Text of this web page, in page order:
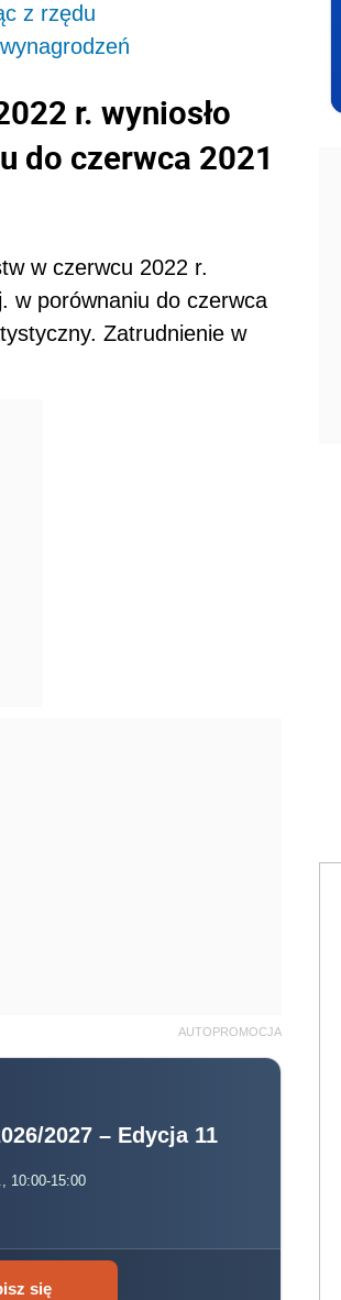
z rzędu
r. wyniosło
do czerwca 2021
w czerwcu 2022 r.
w porównaniu do czerwca
Zatrudnienie w
AUTOPROMOCJA
2027 – Edycja 11
10:00-15:00
się